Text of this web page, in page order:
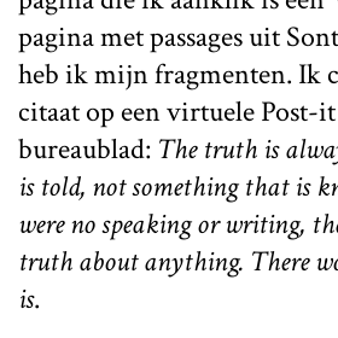
pagina met passages uit
heb ik mijn fragmenten. Ik
citaat op een virtuele Post-
bureaublad: The truth is
is told, not something that is
were no speaking or writing,
truth about anything. There
is.